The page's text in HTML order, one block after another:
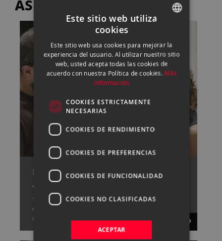
ASESORA
Pide cita con uno de nuestros
asesores
Tenemos un gran equipo capaz de resolver cualquier
duda que tengas sobre fotografía y vídeo,
¡consúltanos!.
ENGLISH
CATALAN
Este sitio web utiliza
cookies
Este sitio web usa cookies para mejorar la
experiencia del usuario. Al utilizar nuestro sitio
web, usted acepta todas las cookies de
acuerdo con nuestra Política de cookies. Más
información
COOKIES ESTRICTAMENTE
NECESARIAS
COOKIES DE RENDIMIENTO
COOKIES DE PREFERENCIAS
COOKIES DE FUNCIONALIDAD
COOKIES NO CLASIFICADAS
ACEPTAR